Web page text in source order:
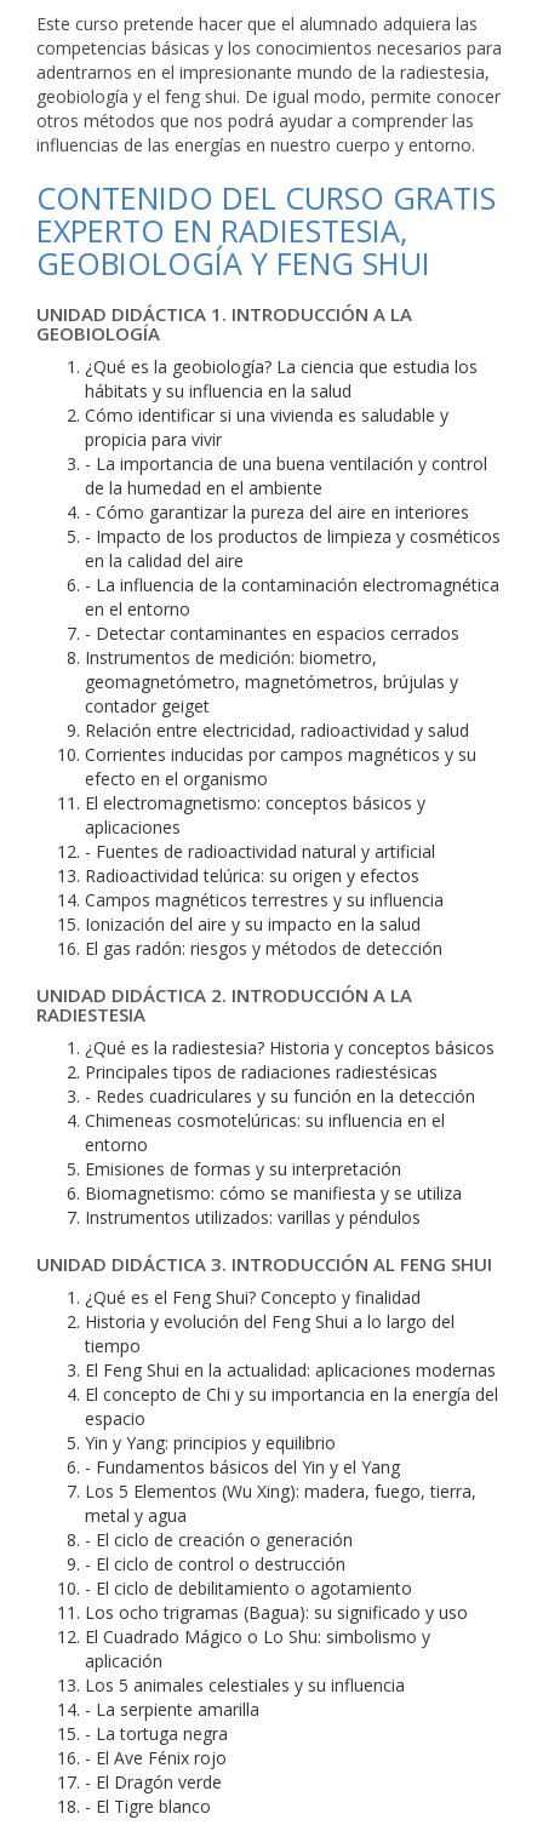
Este curso pretende hacer que el alumnado adquiera las
competencias básicas y los conocimientos necesarios para
adentrarnos en el impresionante mundo de la radiestesia,
geobiología y el feng shui. De igual modo, permite conocer
otros métodos que nos podrá ayudar a comprender las
influencias de las energías en nuestro cuerpo y entorno.
CONTENIDO DEL CURSO GRATIS
EXPERTO EN RADIESTESIA,
GEOBIOLOGÍA Y FENG SHUI
UNIDAD DIDÁCTICA 1. INTRODUCCIÓN A LA
GEOBIOLOGÍA
¿Qué es la geobiología? La ciencia que estudia los
hábitats y su influencia en la salud
Cómo identificar si una vivienda es saludable y
propicia para vivir
- La importancia de una buena ventilación y control
de la humedad en el ambiente
- Cómo garantizar la pureza del aire en interiores
- Impacto de los productos de limpieza y cosméticos
en la calidad del aire
- La influencia de la contaminación electromagnética
en el entorno
- Detectar contaminantes en espacios cerrados
Instrumentos de medición: biometro,
geomagnetómetro, magnetómetros, brújulas y
contador geiget
Relación entre electricidad, radioactividad y salud
Corrientes inducidas por campos magnéticos y su
efecto en el organismo
El electromagnetismo: conceptos básicos y
aplicaciones
- Fuentes de radioactividad natural y artificial
Radioactividad telúrica: su origen y efectos
Campos magnéticos terrestres y su influencia
Ionización del aire y su impacto en la salud
El gas radón: riesgos y métodos de detección
UNIDAD DIDÁCTICA 2. INTRODUCCIÓN A LA
RADIESTESIA
¿Qué es la radiestesia? Historia y conceptos básicos
Principales tipos de radiaciones radiestésicas
- Redes cuadriculares y su función en la detección
Chimeneas cosmotelúricas: su influencia en el
entorno
Emisiones de formas y su interpretación
Biomagnetismo: cómo se manifiesta y se utiliza
Instrumentos utilizados: varillas y péndulos
UNIDAD DIDÁCTICA 3. INTRODUCCIÓN AL FENG SHUI
¿Qué es el Feng Shui? Concepto y finalidad
Historia y evolución del Feng Shui a lo largo del
tiempo
El Feng Shui en la actualidad: aplicaciones modernas
El concepto de Chi y su importancia en la energía del
espacio
Yin y Yang: principios y equilibrio
- Fundamentos básicos del Yin y el Yang
Los 5 Elementos (Wu Xing): madera, fuego, tierra,
metal y agua
- El ciclo de creación o generación
- El ciclo de control o destrucción
- El ciclo de debilitamiento o agotamiento
Los ocho trigramas (Bagua): su significado y uso
El Cuadrado Mágico o Lo Shu: simbolismo y
aplicación
Los 5 animales celestiales y su influencia
- La serpiente amarilla
- La tortuga negra
- El Ave Fénix rojo
- El Dragón verde
- El Tigre blanco